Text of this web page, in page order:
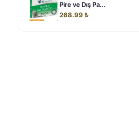
Pire ve Dış Pa...
268.99 ₺